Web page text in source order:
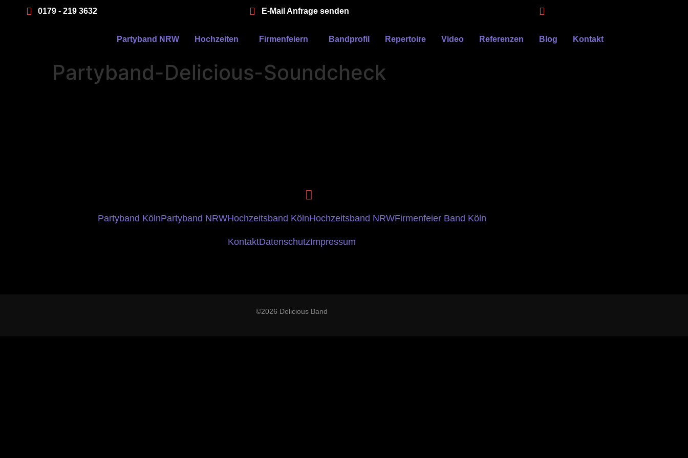
0179 - 219 3632 E-Mail Anfrage senden
Partyband NRW Hochzeiten Firmenfeiern Bandprofil Repertoire Video Referenzen Blog Kontakt
Partyband-Delicious-Soundcheck
Partyband KölnPartyband NRWHochzeitsband KölnHochzeitsband NRWFirmenfeier Band Köln
KontaktDatenschutzImpressum
©2026 Delicious Band